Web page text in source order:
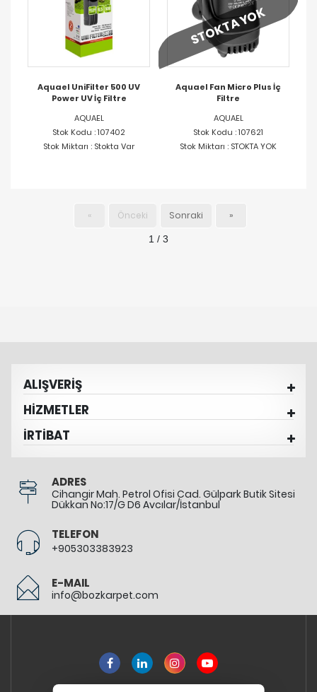
Aquael UniFilter 500 UV
Power UV İç Filtre
AQUAEL
Stok Kodu : 107402
Stok Miktarı : Stokta Var
STOKTA YOK
Aquael Fan Micro Plus İç
Filtre
AQUAEL
Stok Kodu : 107621
Stok Miktarı : STOKTA YOK
« Önceki Sonraki »
1 / 3
ALIŞVERİŞ
HİZMETLER
İRTİBAT
ADRES
Cihangir Mah. Petrol Ofisi Cad. Gülpark Butik Sitesi
Dükkan No:17/G D6 Avcılar/İstanbul
TELEFON
+905303383923
E-MAIL
info@bozkarpet.com